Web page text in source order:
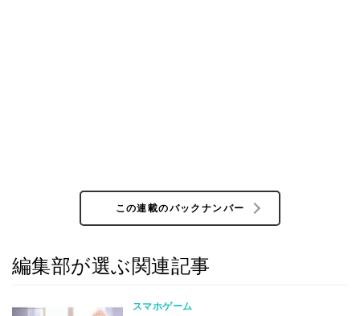
この連載のバックナンバー
編集部が選ぶ関連記事
スマホゲーム